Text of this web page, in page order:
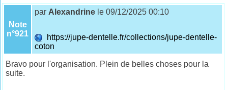
Note
n°921
par Alexandrine le 09/12/2025 00:10
https://jupe-dentelle.fr/collections/jupe-dentelle-
coton
Bravo pour l'organisation. Plein de belles choses pour la
suite.